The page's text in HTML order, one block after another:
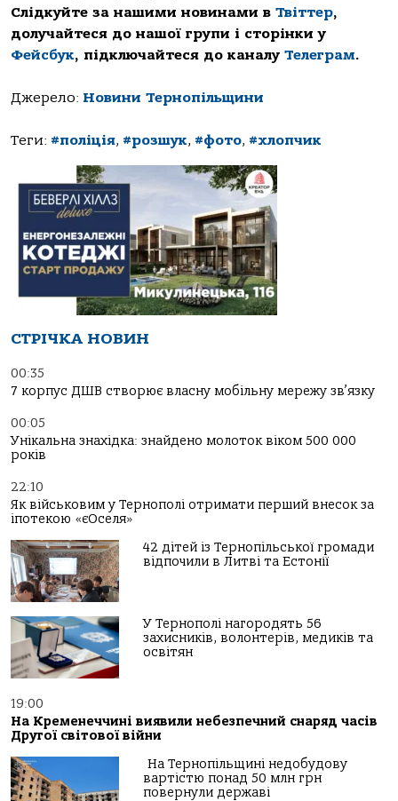
Слідкуйте за нашими новинами в Твіттер,
долучайтеся до нашої групи і сторінки у
Фейсбук, підключайтеся до каналу Телеграм.
Джерело: Новини Тернопільщини
Теги: #поліція, #розшук, #фото, #хлопчик
СТРІЧКА НОВИН
00:35
7 корпус ДШВ створює власну мобільну мережу зв’язку
00:05
Унікальна знахідка: знайдено молоток віком 500 000
років
22:10
Як військовим у Тернополі отримати перший внесок за
іпотекою «єОселя»
42 дітей із Тернопільської громади
відпочили в Литві та Естонії
У Тернополі нагородять 56
захисників, волонтерів, медиків та
освітян
19:00
На Кременеччині виявили небезпечний снаряд часів
Другої світової війни
На Тернопільщині недобудову
вартістю понад 50 млн грн
повернули державі